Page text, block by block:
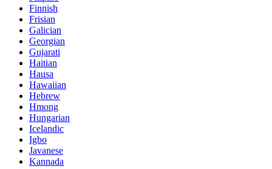
Finnish
Frisian
Galician
Georgian
Gujarati
Haitian
Hausa
Hawaiian
Hebrew
Hmong
Hungarian
Icelandic
Igbo
Javanese
Kannada